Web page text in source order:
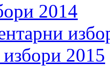
2014
2015